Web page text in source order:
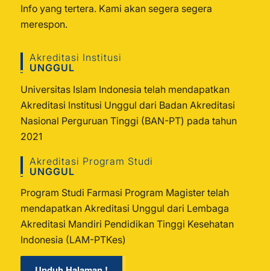
Info yang tertera. Kami akan segera segera
merespon.
Akreditasi Institusi
UNGGUL
Universitas Islam Indonesia telah mendapatkan
Akreditasi Institusi Unggul dari Badan Akreditasi
Nasional Perguruan Tinggi (BAN-PT) pada tahun
2021
Akreditasi Program Studi
UNGGUL
Program Studi Farmasi Program Magister telah
mendapatkan Akreditasi Unggul dari Lembaga
Akreditasi Mandiri Pendidikan Tinggi Kesehatan
Indonesia (LAM-PTKes)